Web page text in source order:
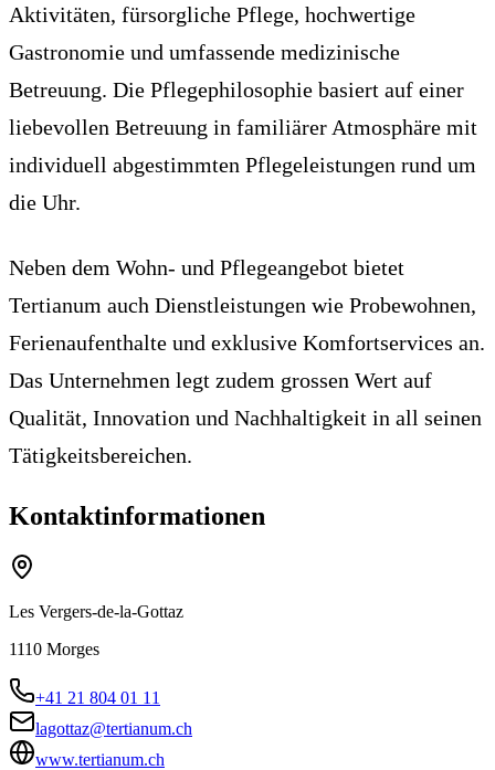
Aktivitäten, fürsorgliche Pflege, hochwertige
Gastronomie und umfassende medizinische
Betreuung. Die Pflegephilosophie basiert auf einer
liebevollen Betreuung in familiärer Atmosphäre mit
individuell abgestimmten Pflegeleistungen rund um
die Uhr.
Neben dem Wohn- und Pflegeangebot bietet
Tertianum auch Dienstleistungen wie Probewohnen,
Ferienaufenthalte und exklusive Komfortservices an.
Das Unternehmen legt zudem grossen Wert auf
Qualität, Innovation und Nachhaltigkeit in all seinen
Tätigkeitsbereichen.
Kontaktinformationen
Les Vergers-de-la-Gottaz
1110 Morges
+41 21 804 01 11
lagottaz@tertianum.ch
www.tertianum.ch